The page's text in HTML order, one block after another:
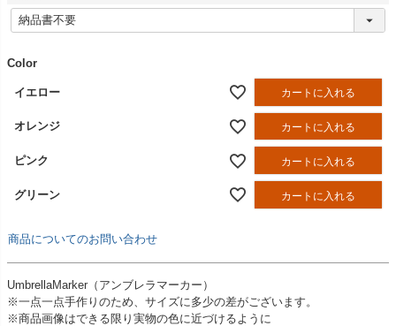
(
必
Color
イエロー カートに入れる
オレンジ カートに入れる
ピンク カートに入れる
グリーン カートに入れる
商品についてのお問い合わせ
UmbrellaMarker（アンブレラマーカー）
※一点一点手作りのため、サイズに多少の差がございます。
※商品画像はできる限り実物の色に近づけるように